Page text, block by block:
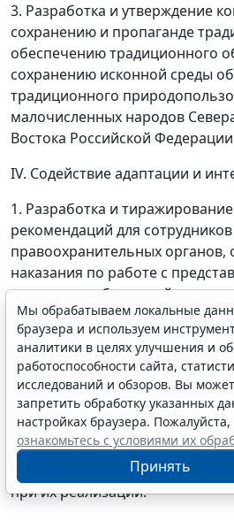
3. Разработка и утверждение
сохранению и пропаганде
обеспечению традиционного
сохранению исконной среды
традиционного
малочисленных народов
Востока Российской
IV. Содействие адаптации и
1. Разработка и
рекомендаций для сотрудников
правоохранительных органов,
наказания по работе с
этнических общностей,
об их национальных и
особенностях, традициях и
2. Создание и обеспечение
адаптации и интеграции
Мероприятия целевой
предусматривать комплекс
негативных последствий,
при их реализации.
Мы обрабатываем локальные
браузера и используем
аналитики в целях улучшения и
работоспособности сайта,
исследований и обзоров. Вы
запретить обработку указанных
настройках браузера. Пожалуйста,
ознакомьтесь с условиями их
Принять